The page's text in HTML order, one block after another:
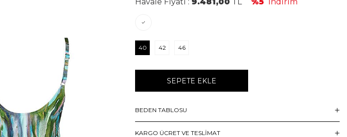
40 42 46
SEPETE EKLE
BEDEN TABLOSU
KARGO ÜCRET VE TESLİMAT